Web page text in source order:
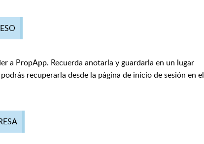
a PropApp. Recuerda anotarla y guardarla en un lugar
recuperarla desde la página de inicio de sesión en el